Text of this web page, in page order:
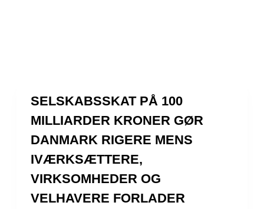
SELSKABS­SKAT PÅ 100
MILLIARDER KRONER GØR
DANMARK RIGERE MENS
IVÆRKSÆTTERE,
VIRKSOMHEDER OG
VELHAVERE FORLADER